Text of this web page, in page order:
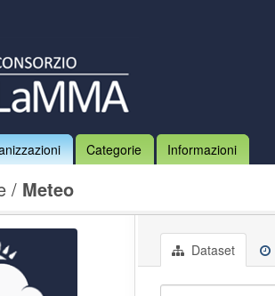
Categorie Informazioni
Meteo
Dataset